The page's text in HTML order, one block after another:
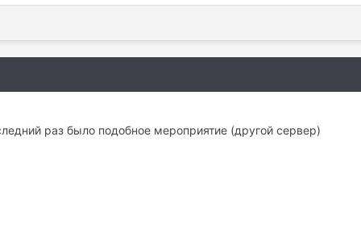
раз было подобное мероприятие (другой сервер)